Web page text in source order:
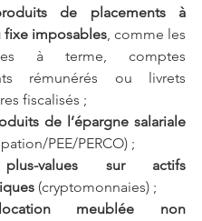
de placements à
fixe imposables , comme les
à terme, comptes
rémunérés ou livrets
fiscalisés ;
de l’épargne salariale
PEE/PERCO) ;
plus-values sur actifs
(cryptomonnaies) ;
location meublée non